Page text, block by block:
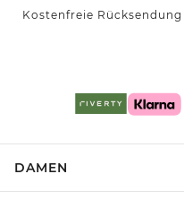
Kostenfreie Rücksendung
DAMEN